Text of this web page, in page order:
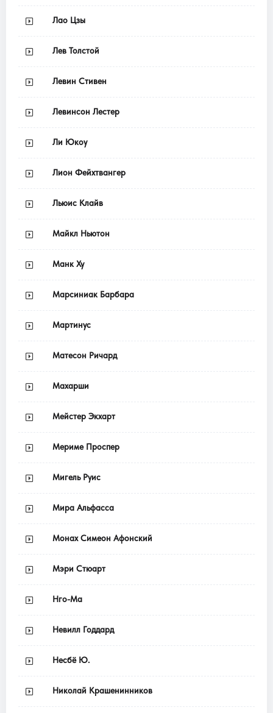
Лао Цзы
Лев Толстой
Левин Стивен
Левинсон Лестер
Ли Юкоу
Лион Фейхтвангер
Льюис Клайв
Майкл Ньютон
Манк Ху
Марсиниак Барбара
Мартинус
Матесон Ричард
Махарши
Мейстер Экхарт
Мериме Проспер
Мигель Руис
Мира Альфасса
Монах Симеон Афонский
Мэри Стюарт
Нго-Ма
Невилл Годдард
Несбё Ю.
Николай Крашенинников